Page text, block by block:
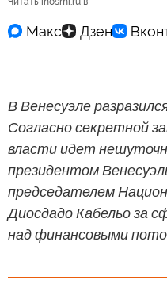
В Венесуэле
Согласно секретной
власти идет
президентом
председателем
Диосдадо Кабельо за
над финансовыми